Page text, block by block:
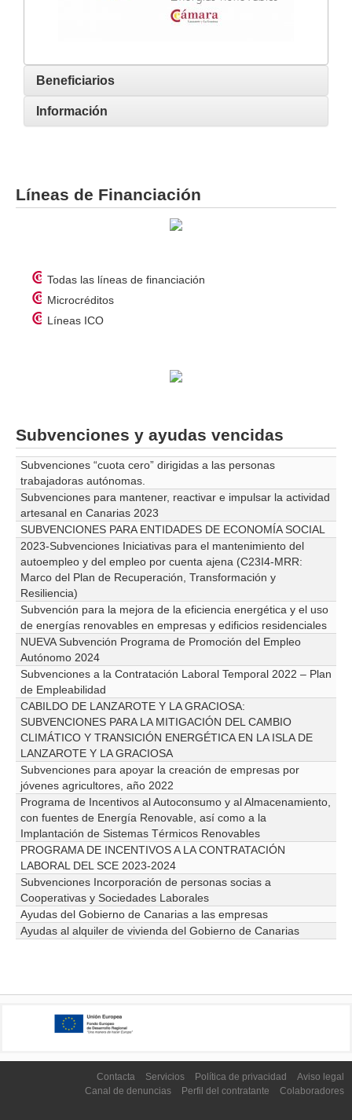
Beneficiarios
Información
Líneas de Financiación
Todas las líneas de financiación
Microcréditos
Líneas ICO
Subvenciones y ayudas vencidas
Subvenciones “cuota cero” dirigidas a las personas
trabajadoras autónomas.
Subvenciones para mantener, reactivar e impulsar la actividad
artesanal en Canarias 2023
SUBVENCIONES PARA ENTIDADES DE ECONOMÍA SOCIAL
2023-Subvenciones Iniciativas para el mantenimiento del
autoempleo y del empleo por cuenta ajena (C23I4-MRR:
Marco del Plan de Recuperación, Transformación y
Resiliencia)
Subvención para la mejora de la eficiencia energética y el uso
de energías renovables en empresas y edificios residenciales
NUEVA Subvención Programa de Promoción del Empleo
Autónomo 2024
Subvenciones a la Contratación Laboral Temporal 2022 – Plan
de Empleabilidad
CABILDO DE LANZAROTE Y LA GRACIOSA:
SUBVENCIONES PARA LA MITIGACIÓN DEL CAMBIO
CLIMÁTICO Y TRANSICIÓN ENERGÉTICA EN LA ISLA DE
LANZAROTE Y LA GRACIOSA
Subvenciones para apoyar la creación de empresas por
jóvenes agricultores, año 2022
Programa de Incentivos al Autoconsumo y al Almacenamiento,
con fuentes de Energía Renovable, así como a la
Implantación de Sistemas Térmicos Renovables
PROGRAMA DE INCENTIVOS A LA CONTRATACIÓN
LABORAL DEL SCE 2023-2024
Subvenciones Incorporación de personas socias a
Cooperativas y Sociedades Laborales
Ayudas del Gobierno de Canarias a las empresas
Ayudas al alquiler de vivienda del Gobierno de Canarias
Contacta Servicios Política de privacidad
Aviso legal
Canal de denuncias
Perfil del contratante Colaboradores